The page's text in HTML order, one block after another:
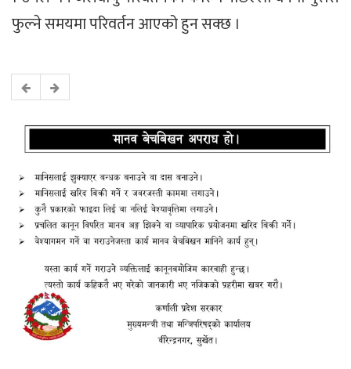
फुल्ने समयमा परिवर्तन आएको हुन सक्छ ।